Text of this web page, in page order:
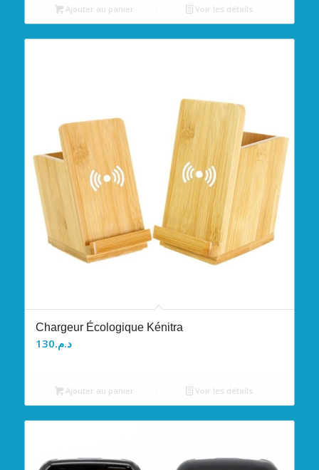
Ajouter au panier Voir les détails
Chargeur Écologique Kénitra
د.م.130
Ajouter au panier Voir les détails